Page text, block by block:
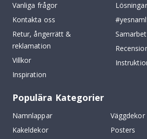
Vanliga frågor
Kontakta oss
Retur, ångerrätt &
reklamation
Villkor
Inspiration
Populära Kategorier
Namnlappar
Väggdekor
Kakeldekor
Posters